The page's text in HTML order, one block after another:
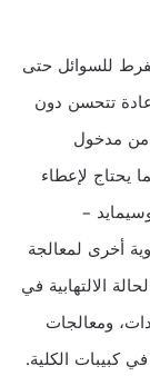
للسوائل حتى
تتحسن دون
من مدخول
يحتاج لإعطاء
–
أخرى لمعالجة
الالتهابية في
ومعالجات
كبيبات الكلية.